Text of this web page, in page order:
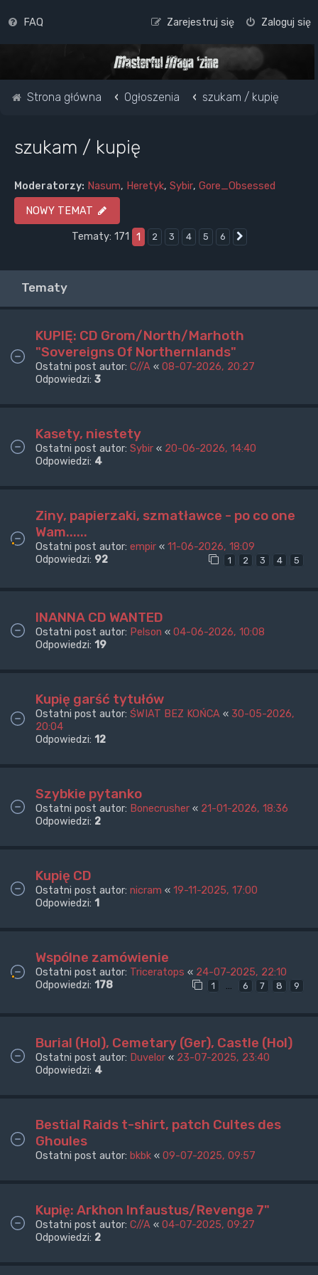
FAQ Zaloguj się
Zarejestruj się
Strona główna Ogłoszenia szukam / kupię
szukam / kupię
Moderatorzy: Nasum, Heretyk, Sybir, Gore_Obsessed
NOWY TEMAT
Tematy: 171
1 2 3 4 5 6
Tematy
KUPIĘ: CD Grom/North/Marhoth
"Sovereigns Of Northernlands"
Ostatni post autor: C//A « 08-07-2026, 20:27
Odpowiedzi: 3
Kasety, niestety
Ostatni post autor: Sybir « 20-06-2026, 14:40
Odpowiedzi: 4
Ziny, papierzaki, szmatławce - po co one
Wam......
Ostatni post autor: empir « 11-06-2026, 18:09
Odpowiedzi: 92 1 2 3 4 5
INANNA CD WANTED
Ostatni post autor: Pelson « 04-06-2026, 10:08
Odpowiedzi: 19
Kupię garść tytułów
Ostatni post autor: ŚWIAT BEZ KOŃCA « 30-05-2026,
20:04
Odpowiedzi: 12
Szybkie pytanko
Ostatni post autor: Bonecrusher « 21-01-2026, 18:36
Odpowiedzi: 2
Kupię CD
Ostatni post autor: nicram « 19-11-2025, 17:00
Odpowiedzi: 1
Wspólne zamówienie
Ostatni post autor: Triceratops « 24-07-2025, 22:10
Odpowiedzi: 178 1 … 6 7 8 9
Burial (Hol), Cemetary (Ger), Castle (Hol)
Ostatni post autor: Duvelor « 23-07-2025, 23:40
Odpowiedzi: 4
Bestial Raids t-shirt, patch Cultes des
Ghoules
Ostatni post autor: bkbk « 09-07-2025, 09:57
Kupię: Arkhon Infaustus/Revenge 7"
Ostatni post autor: C//A « 04-07-2025, 09:27
Odpowiedzi: 2